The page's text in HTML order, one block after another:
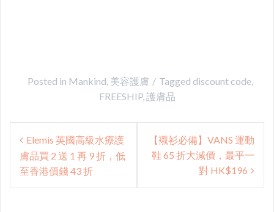
Posted in Mankind, 美容護膚 Tagged discount code,
FREESHIP,護膚品
Post
navigation
Elemis 英國高級水療護
膚品買 2 送 1 再 9 折，低
至香港價錢 43 折
【襯衫必備】VANS 運動
鞋 65 折大減價，最平一
對 HK$196